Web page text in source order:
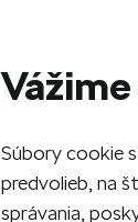
Súbory cookie
predvolieb, na
správania,